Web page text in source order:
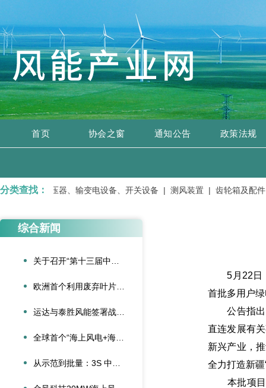
首页 协会之窗 通知公告 政策法规
分类查找：
修服务 | 变压器、输变电设备、开关设备 | 测风装置 | 齿轮箱及配件
综合新闻
5月22日，
首批多用户
公告指出，
直连发展有
新兴产业，
全力打造新疆
本批项目